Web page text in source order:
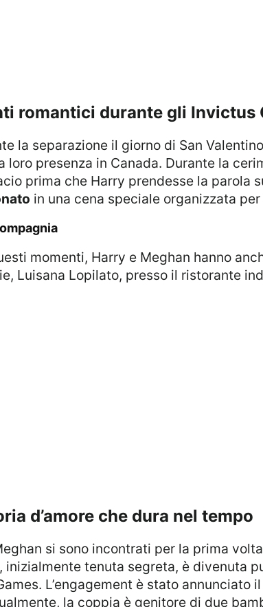
romantici durante gli Invictus
loro presenza in Canada. Durante la
prima che Harry prendesse la parola
in una cena speciale organizzata
momenti, Harry e Meghan hanno
Luisana Lopilato, presso il ristorante
d’amore che dura nel tempo
inizialmente tenuta segreta, è divenuta
L’engagement è stato
la coppia è genitore di due